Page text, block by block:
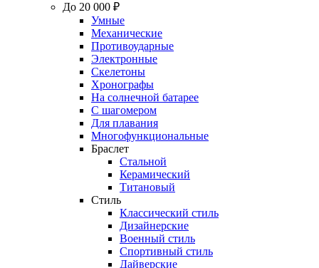
До 20 000 ₽
Умные
Механические
Противоударные
Электронные
Скелетоны
Хронографы
На солнечной батарее
С шагомером
Для плавания
Многофункциональные
Браслет
Стальной
Керамический
Титановый
Стиль
Классический стиль
Дизайнерские
Военный стиль
Спортивный стиль
Дайверские